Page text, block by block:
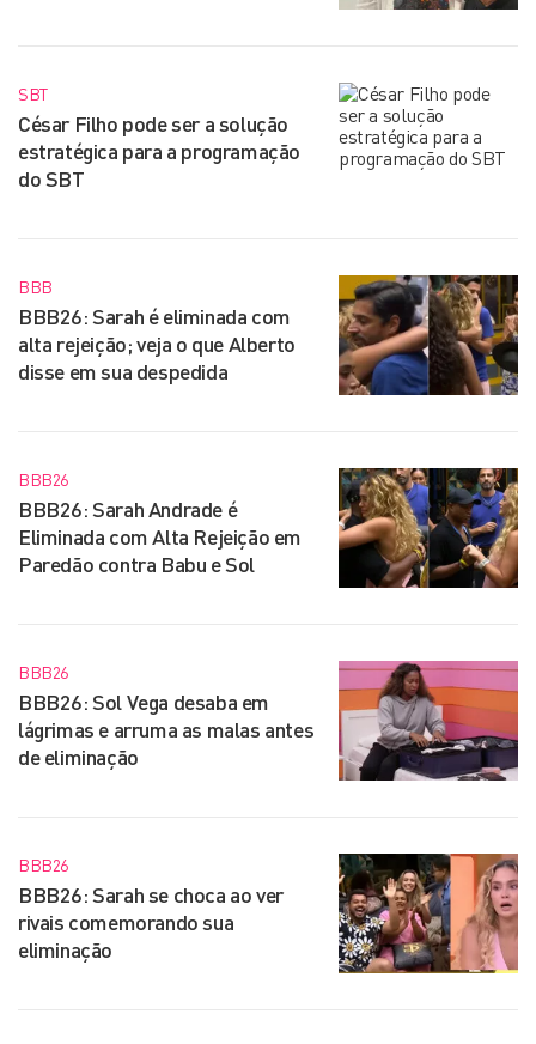
SBT
César Filho pode ser a solução
estratégica para a programação
do SBT
BBB
BBB26: Sarah é eliminada com
alta rejeição; veja o que Alberto
disse em sua despedida
BBB26
BBB26: Sarah Andrade é
Eliminada com Alta Rejeição em
Paredão contra Babu e Sol
BBB26
BBB26: Sol Vega desaba em
lágrimas e arruma as malas antes
de eliminação
BBB26
BBB26: Sarah se choca ao ver
rivais comemorando sua
eliminação